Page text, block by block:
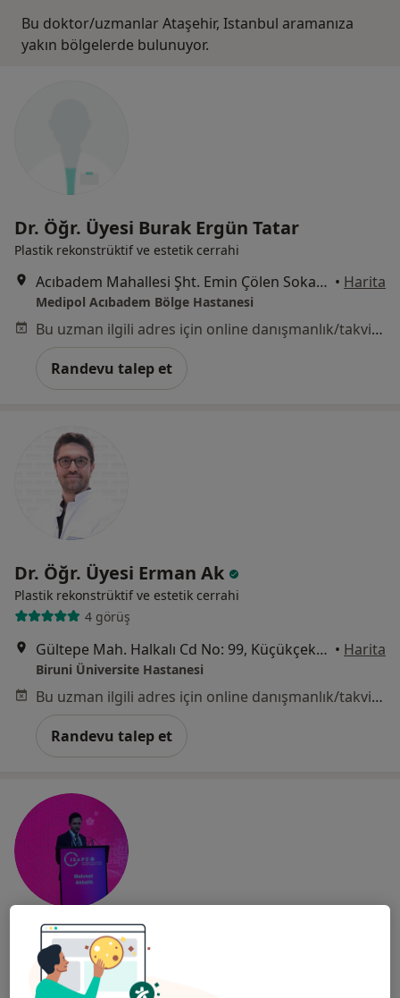
Bu doktor/uzmanlar Ataşehir, Istanbul aramanıza
yakın bölgelerde bulunuyor.
Dr. Öğr. Üyesi Burak Ergün Tatar
Plastik rekonstrüktif ve estetik cerrahi
Acıbadem Mahallesi Şht. Emin Çölen Sokağı No:4, Kadıköy • Harita
Medipol Acıbadem Bölge Hastanesi
Bu uzman ilgili adres için online danışmanlık/takvim sunmuyor.
Randevu talep et
Dr. Öğr. Üyesi Erman Ak
Plastik rekonstrüktif ve estetik cerrahi
4 görüş
Gültepe Mah. Halkalı Cd No: 99, Küçükçekmece • Harita
Biruni Üniversite Hastanesi
Bu uzman ilgili adres için online danışmanlık/takvim sunmuyor.
Randevu talep et
Op. Dr. Mehmet Akbalık
Plastik rekonstrüktif ve estetik cerrahi
1 görüş